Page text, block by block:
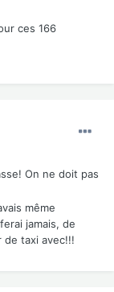
ces 166
On ne doit pas
même
jamais, de
de taxi avec!!!